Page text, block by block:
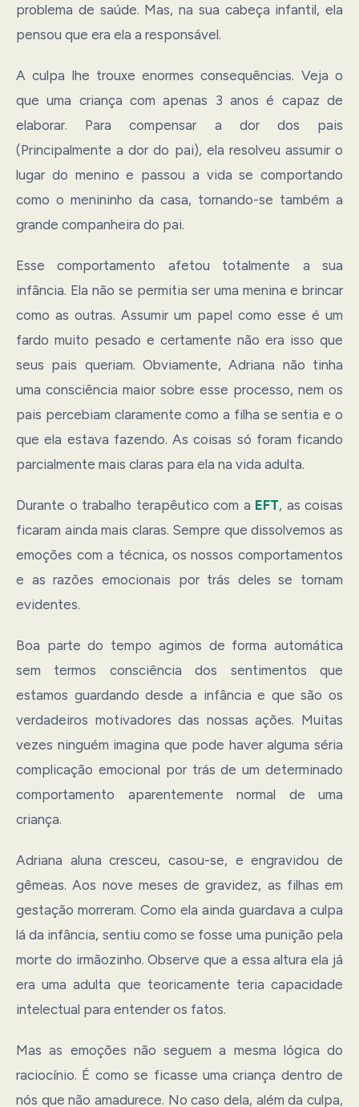
problema de saúde. Mas, na sua cabeça infantil, ela
pensou que era ela a responsável.
A culpa lhe trouxe enormes consequências. Veja o
que uma criança com apenas 3 anos é capaz de
elaborar. Para compensar a dor dos pais
(Principalmente a dor do pai), ela resolveu assumir o
lugar do menino e passou a vida se comportando
como o menininho da casa, tornando-se também a
grande companheira do pai.
Esse comportamento afetou totalmente a sua
infância. Ela não se permitia ser uma menina e brincar
como as outras. Assumir um papel como esse é um
fardo muito pesado e certamente não era isso que
seus pais queriam. Obviamente, Adriana não tinha
uma consciência maior sobre esse processo, nem os
pais percebiam claramente como a filha se sentia e o
que ela estava fazendo. As coisas só foram ficando
parcialmente mais claras para ela na vida adulta.
Durante o trabalho terapêutico com a EFT, as coisas
ficaram ainda mais claras. Sempre que dissolvemos as
emoções com a técnica, os nossos comportamentos
e as razões emocionais por trás deles se tornam
evidentes.
Boa parte do tempo agimos de forma automática
sem termos consciência dos sentimentos que
estamos guardando desde a infância e que são os
verdadeiros motivadores das nossas ações. Muitas
vezes ninguém imagina que pode haver alguma séria
complicação emocional por trás de um determinado
comportamento aparentemente normal de uma
criança.
Adriana aluna cresceu, casou-se, e engravidou de
gêmeas. Aos nove meses de gravidez, as filhas em
gestação morreram. Como ela ainda guardava a culpa
lá da infância, sentiu como se fosse uma punição pela
morte do irmãozinho. Observe que a essa altura ela já
era uma adulta que teoricamente teria capacidade
intelectual para entender os fatos.
Mas as emoções não seguem a mesma lógica do
raciocínio. É como se ficasse uma criança dentro de
nós que não amadurece. No caso dela, além da culpa,